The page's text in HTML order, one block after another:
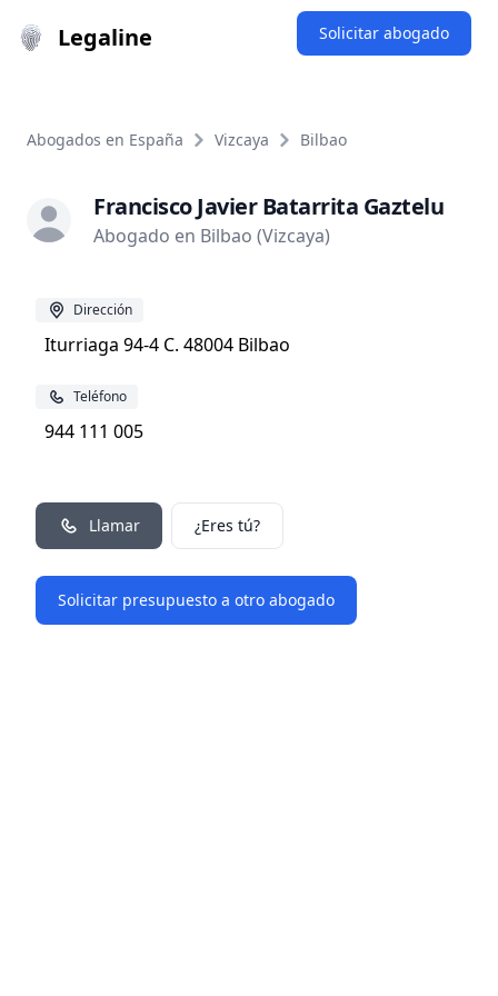
Legaline Solicitar abogado
Abogados en España Vizcaya Bilbao
Francisco Javier Batarrita Gaztelu
Abogado en Bilbao (Vizcaya)
Dirección
Iturriaga 94-4 C. 48004 Bilbao
Teléfono
944 111 005
Llamar ¿Eres tú?
Solicitar presupuesto a otro abogado